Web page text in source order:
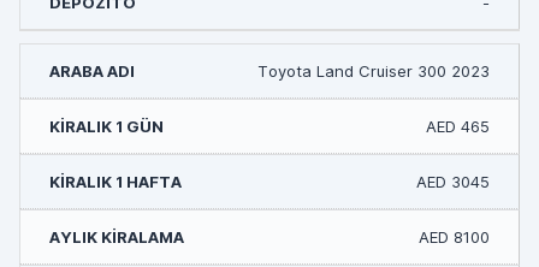
Toyota Land Cruiser 300 2023
AED 465
AED 3045
AED 8100